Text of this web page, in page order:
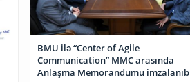
BMU ilə “Center of Agile
Communication” MMC arasında
Anlaşma Memorandumu imzalanıb